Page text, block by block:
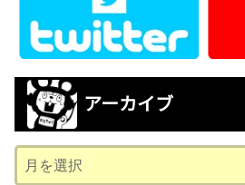
アーカイブ